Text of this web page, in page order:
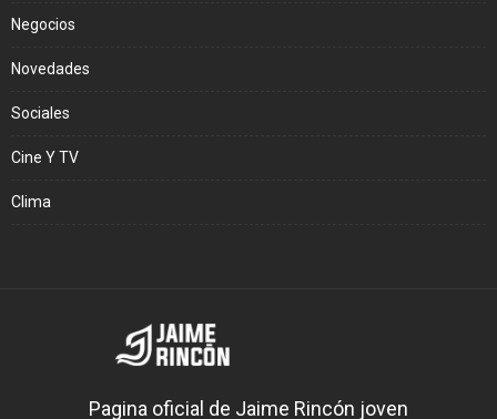
Negocios
Novedades
Sociales
Cine Y TV
Clima
Pagina oficial de Jaime Rincón joven